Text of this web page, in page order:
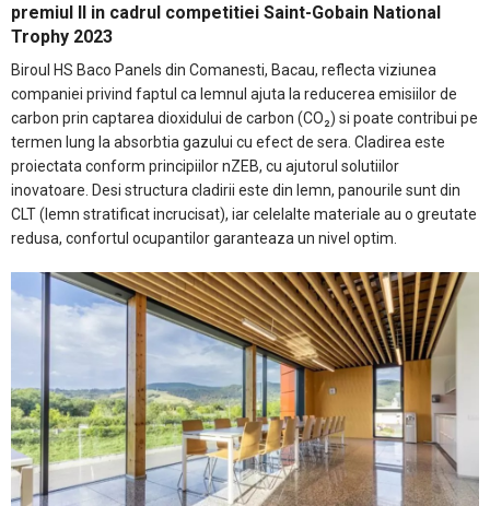
premiul II in cadrul competitiei Saint-Gobain National
Trophy 2023
Biroul HS Baco Panels din Comanesti, Bacau, reflecta viziunea
companiei privind faptul ca lemnul ajuta la reducerea emisiilor de
carbon prin captarea dioxidului de carbon (CO₂) si poate contribui pe
termen lung la absorbtia gazului cu efect de sera. Cladirea este
proiectata conform principiilor nZEB, cu ajutorul solutiilor
inovatoare. Desi structura cladirii este din lemn, panourile sunt din
CLT (lemn stratificat incrucisat), iar celelalte materiale au o greutate
redusa, confortul ocupantilor garanteaza un nivel optim.